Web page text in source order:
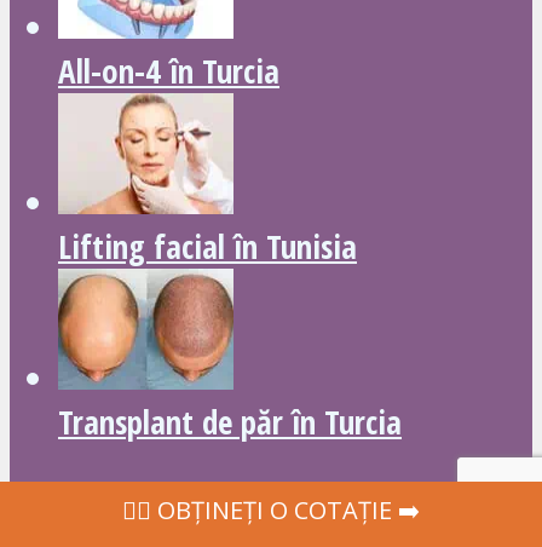
All-on-4 în Turcia
Lifting facial în Tunisia
Transplant de păr în Turcia
CELE MAI VIZUALIZATE
‍👩‍⚕ OBȚINEȚI O COTAȚIE ➡️